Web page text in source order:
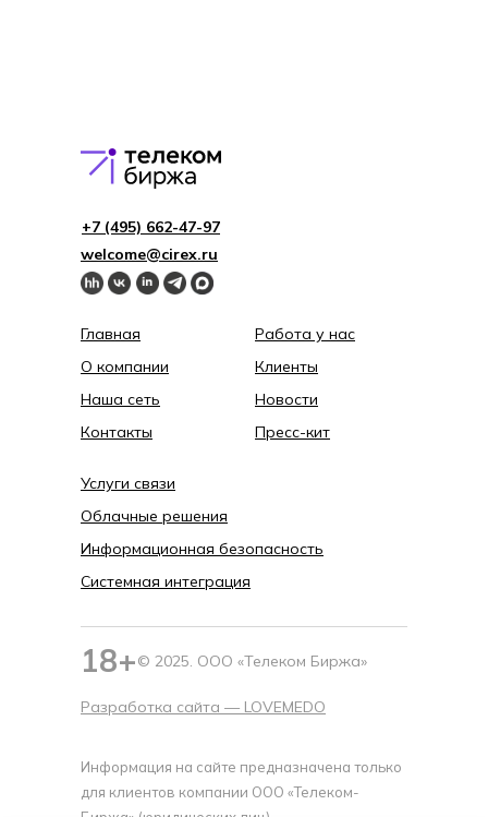
Главная
О компании
Наша сеть
Контакты
Работа у нас
Клиенты
Новости
Пресс-кит
welcome@cirex.ru
+7 (495) 662-4 7-97
18+© 2025. ООО «Телеком Биржа»
Разработка сайта — LOVEMEDO
Услуги связи
Облачные решения
Информационная безопасность
Системная интеграция
Информация на сайте предназначена только
для клиентов компании ООО «Телеком-